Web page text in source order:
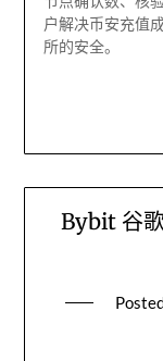
户解决币安充值
所的安全。
Bybit 谷